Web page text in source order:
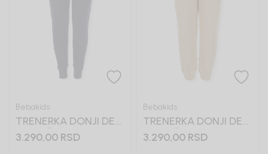
Bebakids
TRENERKA DONJI DEO
ZA DEČAKE LORENS
3.290,00 RSD
Bebakids
TRENERKA DONJI DEO
ZA DEČAKE VASILIJE
3.290,00 RSD